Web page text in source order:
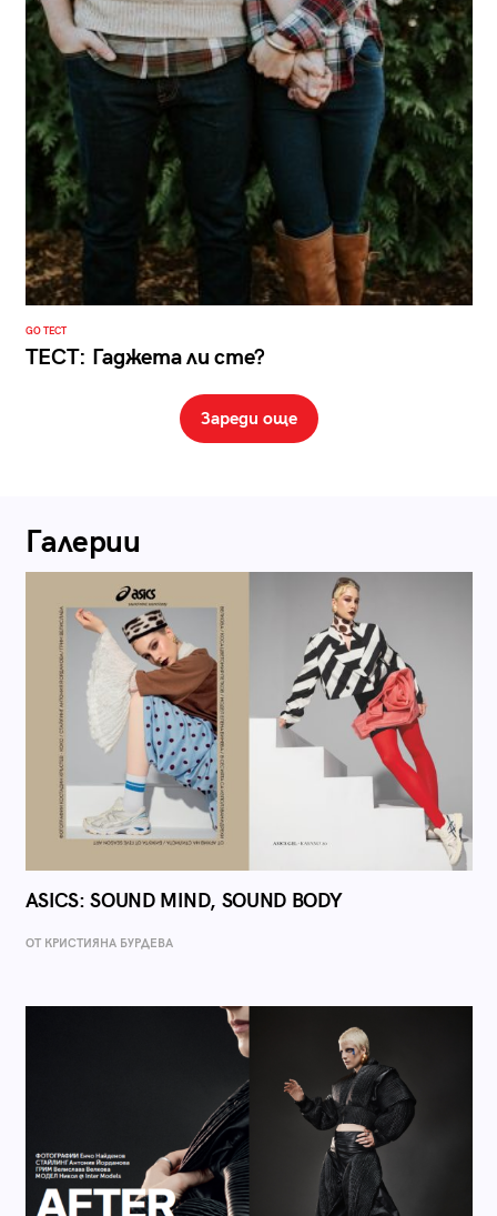
GO ТЕСТ
ТЕСТ: Гаджета ли сте?
Зареди още
Галерии
ASICS: SOUND MIND, SOUND BODY
ОТ КРИСТИЯНА БУРДЕВА